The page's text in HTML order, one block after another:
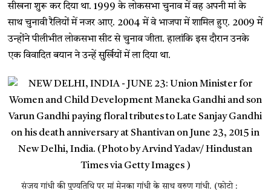
सीखना शुरू कर दिया था. 1999 के लोकसभा चुनाव में वह अपनी मां के
साथ चुनावी रैलियों में नजर आए. 2004 में वे भाजपा में शामिल हुए. 2009 में
उन्होंने पीलीभीत लोकसभा सीट से चुनाव जीता. हालांकि इस दौरान उनके
एक विवादित बयान ने उन्हें सुर्खियों में ला दिया था.
संजय गांधी की पुण्यतिथि पर मां मेनका गांधी के साथ वरुण गांधी. (फोटो :